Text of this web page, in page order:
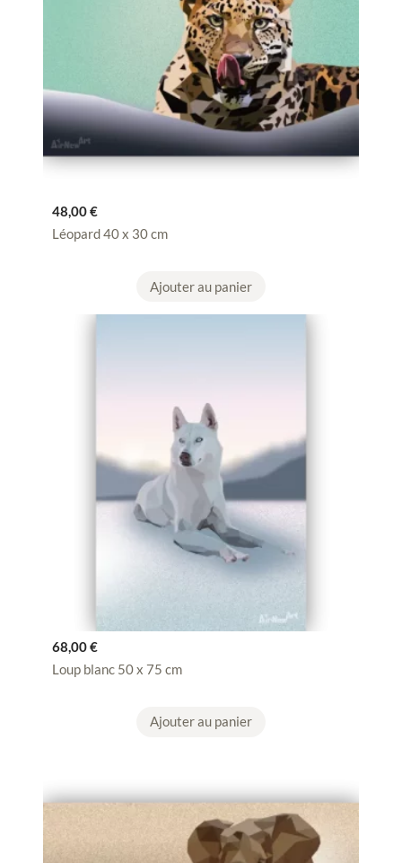
48,00€
Léopard 40 x 30 cm
Ajouter au panier
68,00€
Loup blanc 50 x 75 cm
Ajouter au panier